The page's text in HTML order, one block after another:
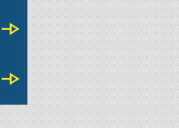
line_end_arrow
line_end_arrow